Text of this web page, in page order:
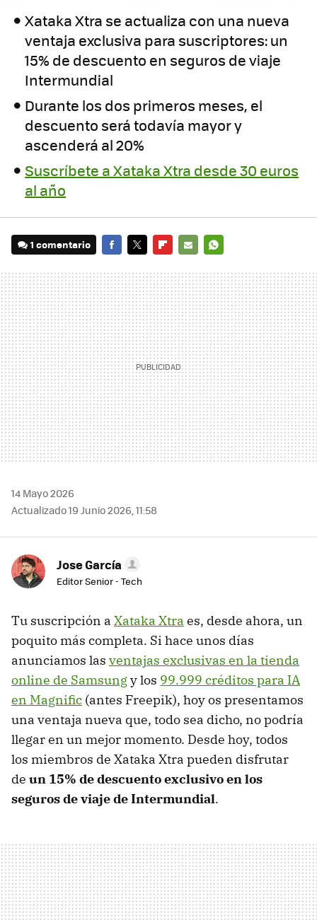
Xataka Xtra se actualiza con una nueva
ventaja exclusiva para suscriptores: un
15% de descuento en seguros de viaje
Intermundial
Durante los dos primeros meses, el
descuento será todavía mayor y
ascenderá al 20%
Suscríbete a Xataka Xtra desde 30 euros
al año
1 comentario
MAIL
14 Mayo 2026
Actualizado 19 Junio 2026, 11:58
Jose García
Editor Senior - Tech
Tu suscripción a Xataka Xtra es, desde ahora, un
poquito más completa. Si hace unos días
anunciamos las ventajas exclusivas en la tienda
online de Samsungy los 99.999 créditos para IA
en Magnific (antes Freepik), hoy os presentamos
una ventaja nueva que, todo sea dicho, no podría
llegar en un mejor momento. Desde hoy, todos
los miembros de Xataka Xtra pueden disfrutar
de un 15% de descuento exclusivo en los
seguros de viaje de Intermundial.